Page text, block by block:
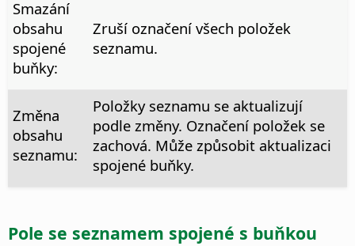
Smazání
obsahu
spojené
buňky:
Zruší označení všech položek
seznamu.
Změna
obsahu
seznamu:
Položky seznamu se aktualizují
podle změny. Označení položek se
zachová. Může způsobit aktualizaci
spojené buňky.
Pole se seznamem spojené s buňkou